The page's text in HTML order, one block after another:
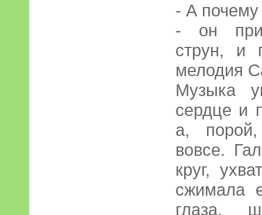
- А
- он
струн, и
мелодия
Музыка
сердце и
а,
вовсе.
круг,
сжимала
глаза,